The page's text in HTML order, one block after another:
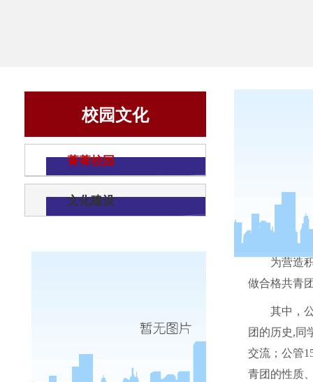
校园文化
菁菁校园
文化建设
为营造
做合格共青
其中，
团的历史,同
交流；公管
青团的性质